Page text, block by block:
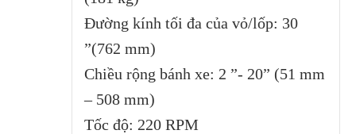
Đường kính tối đa của vỏ/lốp: 30
”(762 mm)
Chiều rộng bánh xe: 2 ”- 20” (51 mm
– 508 mm)
Tốc độ: 220 RPM